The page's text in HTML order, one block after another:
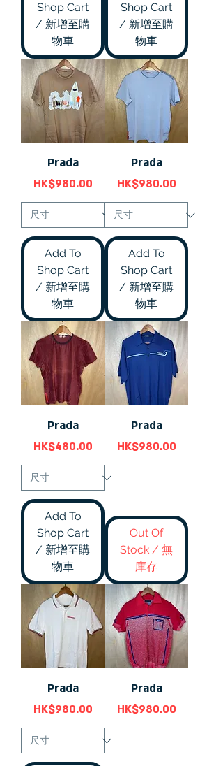
Shop Cart
/ 新增至購
物車
Shop Cart
/ 新增至購
物車
Prada
價格
HK$980.00
Add To
Shop Cart
/ 新增至購
物車
Prada
價格
HK$980.00
Add To
Shop Cart
/ 新增至購
物車
Prada
價格
HK$480.00
Add To
Shop Cart
/ 新增至購
物車
Prada
價格
HK$980.00
Out Of
Stock / 無
庫存
Prada
價格
HK$980.00
Prada
價格
HK$980.00